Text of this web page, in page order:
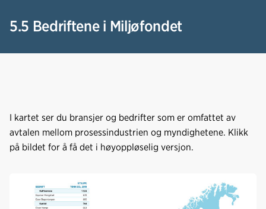
5.5 Bedriftene i Miljøfondet
I kartet ser du bransjer og bedrifter som er omfattet av
avtalen mellom prosessindustrien og myndighetene. Klikk
på bildet for å få det i høyoppløselig versjon.